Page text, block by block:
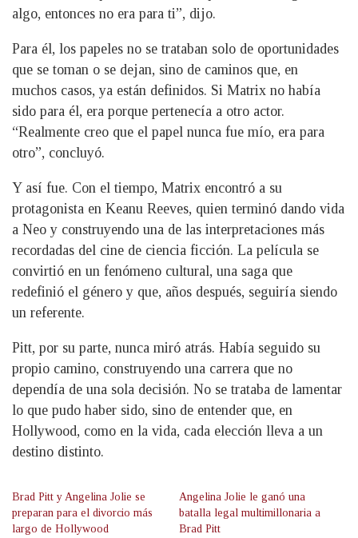
algo, entonces no era para ti”, dijo.
Para él, los papeles no se trataban solo de oportunidades
que se toman o se dejan, sino de caminos que, en
muchos casos, ya están definidos. Si Matrix no había
sido para él, era porque pertenecía a otro actor.
“Realmente creo que el papel nunca fue mío, era para
otro”, concluyó.
Y así fue. Con el tiempo, Matrix encontró a su
protagonista en Keanu Reeves, quien terminó dando vida
a Neo y construyendo una de las interpretaciones más
recordadas del cine de ciencia ficción. La película se
convirtió en un fenómeno cultural, una saga que
redefinió el género y que, años después, seguiría siendo
un referente.
Pitt, por su parte, nunca miró atrás. Había seguido su
propio camino, construyendo una carrera que no
dependía de una sola decisión. No se trataba de lamentar
lo que pudo haber sido, sino de entender que, en
Hollywood, como en la vida, cada elección lleva a un
destino distinto.
Brad Pitt y Angelina Jolie se
preparan para el divorcio más
largo de Hollywood
Angelina Jolie le ganó una
batalla legal multimillonaria a
Brad Pitt